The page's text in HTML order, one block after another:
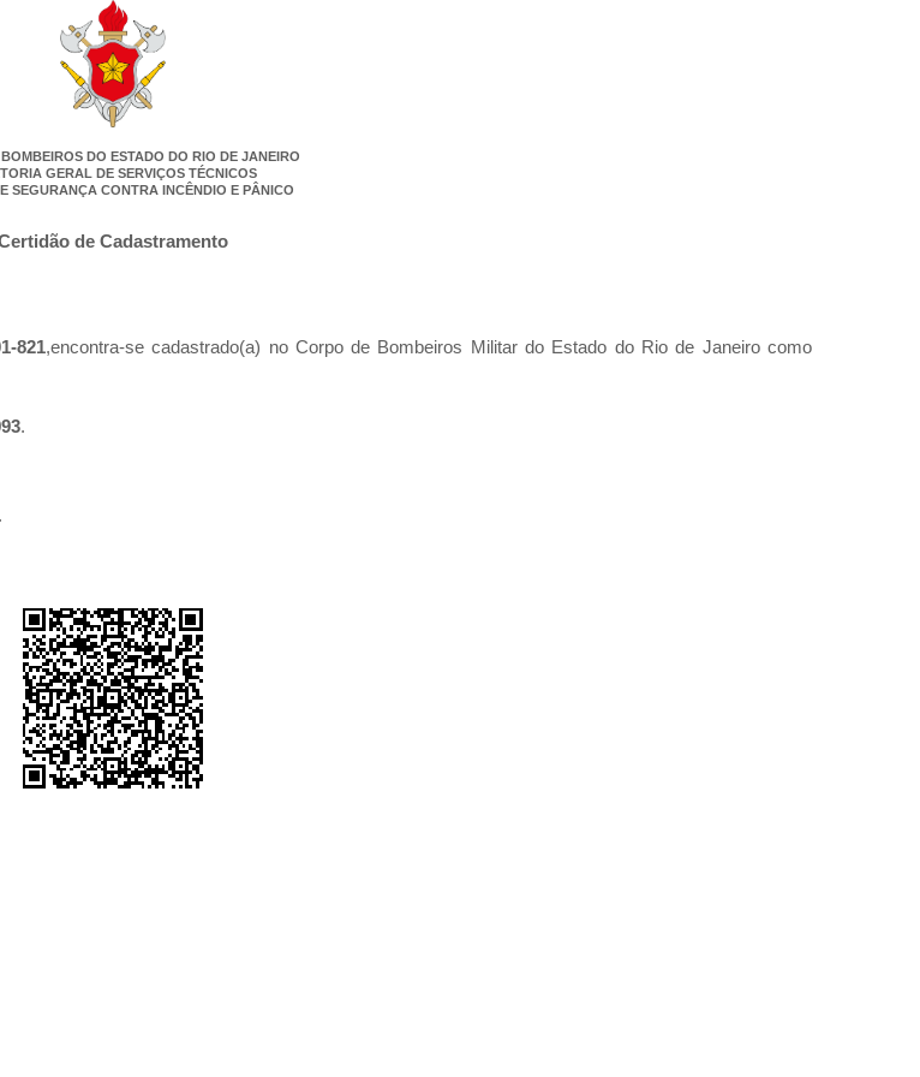
DO ESTADO DO RIO DE JANEIRO
GERAL DE SERVIÇOS TÉCNICOS
SEGURANÇA CONTRA INCÊNDIO E PÂNICO
de Cadastramento
821,encontra-se cadastrado(a) no Corpo de Bombeiros Militar do Estado do Rio de Janeiro como
.